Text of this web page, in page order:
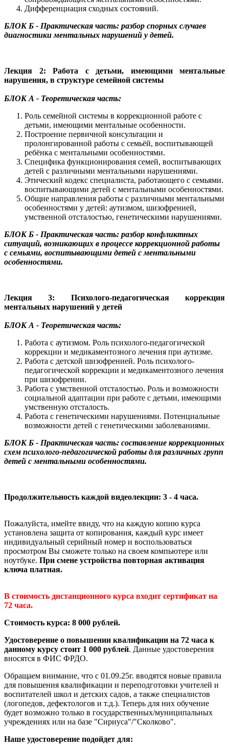
Дифференциация сходных состояний.
БЛОК Б - Практическая часть: разбор спорных случаев
диагностики ментальных нарушений у детей.
Лекция 2: Работа с детьми, имеющими ментальные
нарушения, в структуре семейной системы
БЛОК А - Теоретическая часть:
Роль семейной системы в коррекционной работе с
детьми, имеющими ментальные особенности.
Построение первичной консультации и
пролонгированной работы с семьёй, воспитывающей
ребёнка с ментальными особенностями.
Специфика функционирования семей, воспитывающих
детей с различными ментальными нарушениями.
Этический кодекс специалиста, работающего с семьями.
воспитывающими детей с ментальными особенностями.
Общие направления работы с различными ментальными
особенностями у детей: аутизмом, шизофренией,
умственной отсталостью, генетическими нарушениями.
БЛОК Б - Практическая часть: разбор конфликтных
ситуаций, возникающих в процессе коррекционной работы
с семьями, воспитывающими детей с ментальными
особенностями.
Лекция 3: Психолого-педагогическая коррекция
ментальных нарушений у детей
БЛОК А - Теоретическая часть:
Работа с аутизмом. Роль психолого-педагогической
коррекции и медикаментозного лечения при аутизме.
Работа с детской шизофренией. Роль психолого-
педагогической коррекции и медикаментозного лечения
при шизофрении.
Работа с умственной отсталостью. Роль и возможности
социальной адаптации при работе с детьми, имеющими
умственную отсталость.
Работа с генетическими нарушениями. Потенциальные
возможности детей с генетическими заболеваниями.
БЛОК Б - Практическая часть: составление коррекционных
схем психолого-педагогической работы для различных групп
детей с ментальными особенностями.
Продолжительность каждой видеолекции: 3 - 4 часа.
Пожалуйста, имейте ввиду, что на каждую копию курса
установлена защита от копирования, каждый курс имеет
индивидуальный серийный номер и воспользоваться
просмотром Вы сможете только на своем компьютере или
ноутбуке. При смене устройства повторная активация
ключа платная.
В стоимость дистанционного курса входит сертификат на
72 часа.
Стоимость курса: 8 000 рублей.
Удостоверение о повышении квалификации на 72 часа к
данному курсу стоит 1 000 рублей. Данные удостоверения
вносятся в ФИС ФРДО.
Обращаем внимание, что с 01.09.25г. вводятся новые правила
для повышения квалификации и переподготовки учителей и
воспитателей школ и детских садов, а также специалистов
(логопедов, дефектологов и т.д.). Теперь для них обучение
будет возможно только в государственных/муниципальных
учреждениях или на базе "Сириуса"/"Сколково".
Наше удостоверение подойдет для: